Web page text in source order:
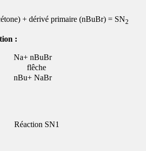
+ dérivé primaire (nBuBr) = SN2
:
Na+ nBuBr
nBu+ NaBr